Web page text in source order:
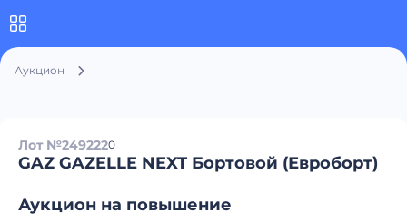
Аукцион
Лот №2492220
GAZ GAZELLE NEXT Бортовой (Евроборт)
Аукцион на повышение